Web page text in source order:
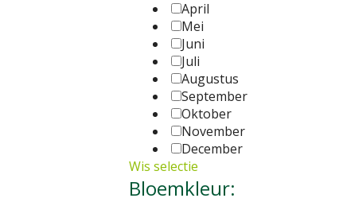
April
Mei
Juni
Juli
Augustus
September
Oktober
November
December
Wis selectie
Bloemkleur: